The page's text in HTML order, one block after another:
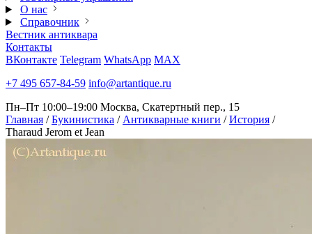
О нас
Справочник
Вестник антиквара
Контакты
ВКонтакте Telegram WhatsApp MAX
+7 495 657-84-59 info@artantique.ru
Пн–Пт 10:00–19:00 Москва, Скатертный пер., 15
Главная / Букинистика / Антикварные книги / История /
Tharaud Jerom et Jean